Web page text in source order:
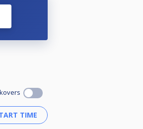
protocol-
je maar